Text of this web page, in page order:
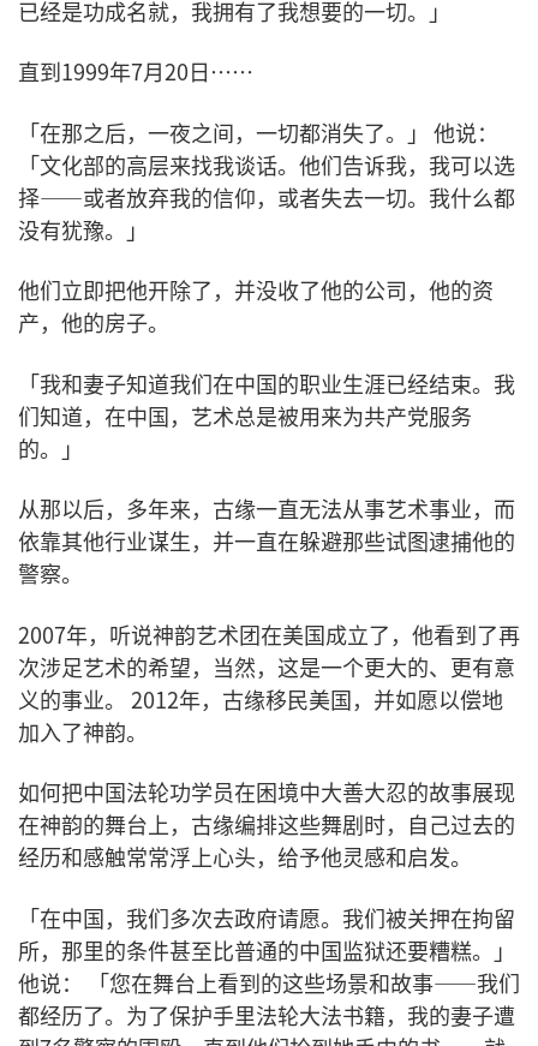
已经是功成名就，我拥有了我想要的一切。」
直到1999年7月20日……
「在那之后，一夜之间，一切都消失了。」 他说：
「文化部的高层来找我谈话。他们告诉我，我可以选
择——或者放弃我的信仰，或者失去一切。我什么都
没有犹豫。」
他们立即把他开除了，并没收了他的公司，他的资
产，他的房子。
「我和妻子知道我们在中国的职业生涯已经结束。我
们知道，在中国，艺术总是被用来为共产党服务
的。」
从那以后，多年来，古缘一直无法从事艺术事业，而
依靠其他行业谋生，并一直在躲避那些试图逮捕他的
警察。
2007年，听说神韵艺术团在美国成立了，他看到了再
次涉足艺术的希望，当然，这是一个更大的、更有意
义的事业。 2012年，古缘移民美国，并如愿以偿地
加入了神韵。
如何把中国法轮功学员在困境中大善大忍的故事展现
在神韵的舞台上，古缘编排这些舞剧时，自己过去的
经历和感触常常浮上心头，给予他灵感和启发。
「在中国，我们多次去政府请愿。我们被关押在拘留
所，那里的条件甚至比普通的中国监狱还要糟糕。」
他说： 「您在舞台上看到的这些场景和故事——我们
都经历了。为了保护手里法轮大法书籍，我的妻子遭